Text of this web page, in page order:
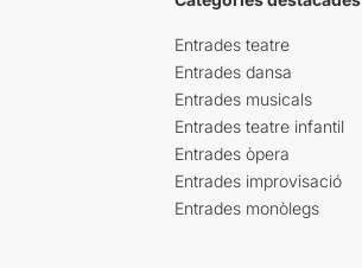
Entrades teatre
Entrades dansa
Entrades musicals
Entrades teatre infantil
Entrades òpera
Entrades improvisació
Entrades monòlegs